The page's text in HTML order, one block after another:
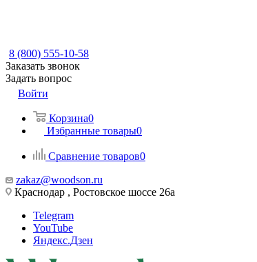
8 (800) 555-10-58
Заказать звонок
Задать вопрос
Войти
Корзина0
Избранные товары0
Сравнение товаров0
zakaz@woodson.ru
Краснодар , Ростовское шоссе 26а
Telegram
YouTube
Яндекс.Дзен